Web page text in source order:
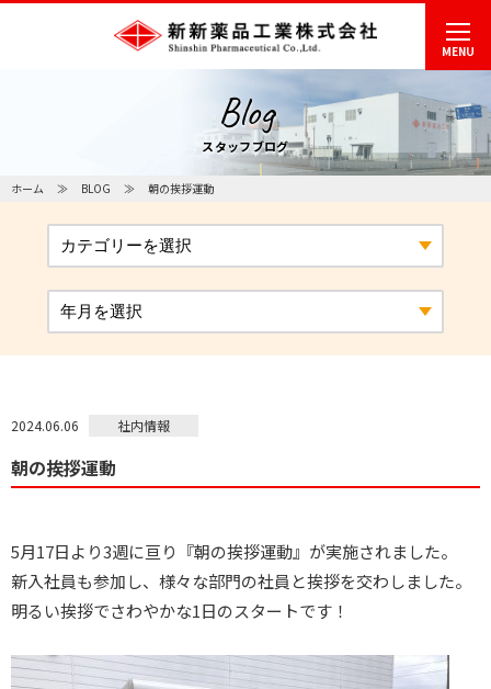
MENU
Blog
スタッフブログ
ホーム BLOG 朝の挨拶運動
2024.06.06 社内情報
朝の挨拶運動
5月17日より3週に亘り『朝の挨拶運動』が実施されました。
新入社員も参加し、様々な部門の社員と挨拶を交わしました。
明るい挨拶でさわやかな1日のスタートです！